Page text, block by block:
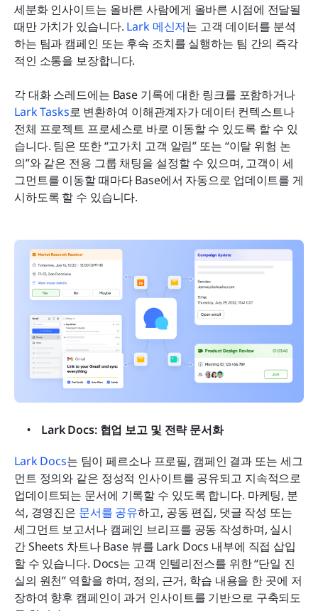
세분화 인사이트는 올바른 사람에게 올바른 시점에 전달될
때만 가치가 있습니다. Lark 메신저는 고객 데이터를 분석
하는 팀과 캠페인 또는 후속 조치를 실행하는 팀 간의 즉각
적인 소통을 보장합니다.
각 대화 스레드에는 Base 기록에 대한 링크를 포함하거나
Lark Tasks로 변환하여 이해관계자가 데이터 컨텍스트나
전체 프로젝트 프로세스로 바로 이동할 수 있도록 할 수 있
습니다. 팀은 또한 “고가치 고객 알림” 또는 “이탈 위험 논
의”와 같은 전용 그룹 채팅을 설정할 수 있으며, 고객이 세
그먼트를 이동할 때마다 Base에서 자동으로 업데이트를 게
시하도록 할 수 있습니다.
Lark Docs: 협업 보고 및 전략 문서화
Lark Docs는 팀이 페르소나 프로필, 캠페인 결과 또는 세그
먼트 정의와 같은 정성적 인사이트를 공유되고 지속적으로
업데이트되는 문서에 기록할 수 있도록 합니다. 마케팅, 분
석, 경영진은 문서를 공유하고, 공동 편집, 댓글 작성 또는
세그먼트 보고서나 캠페인 브리프를 공동 작성하며, 실시
간 Sheets 차트나 Base 뷰를 Lark Docs 내부에 직접 삽입
할 수 있습니다. Docs는 고객 인텔리전스를 위한 “단일 진
실의 원천” 역할을 하며, 정의, 근거, 학습 내용을 한 곳에 저
장하여 향후 캠페인이 과거 인사이트를 기반으로 구축되도